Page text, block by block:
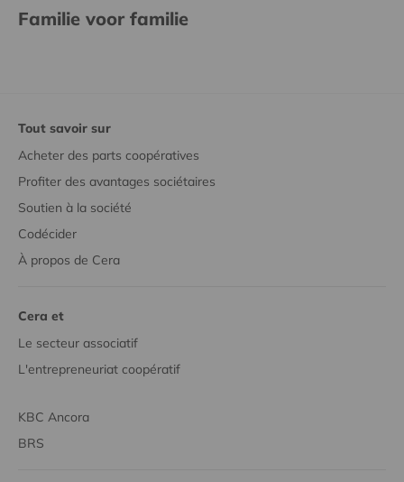
Familie voor familie
Tout savoir sur
Acheter des parts coopératives
Profiter des avantages sociétaires
Soutien à la société
Codécider
À propos de Cera
Cera et
Le secteur associatif
L'entrepreneuriat coopératif
KBC Ancora
BRS